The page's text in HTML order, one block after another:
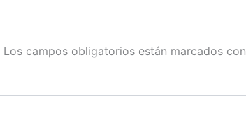
Los campos obligatorios están marcados con